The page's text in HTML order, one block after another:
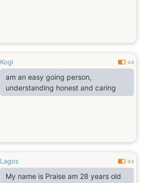
Kogi 0.5
am an easy going person,
understanding honest and caring
Lagos 0.5
My name is Praise am 28 years old